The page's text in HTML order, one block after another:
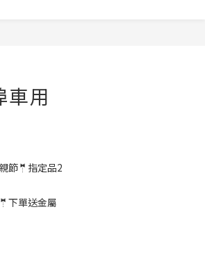
車用
節🤵指定品2
下單送金屬